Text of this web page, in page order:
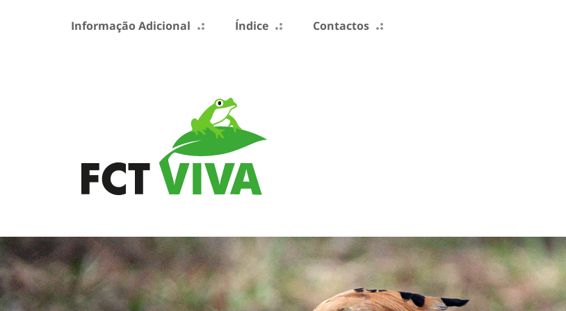
Informação Adicional Índice Contactos